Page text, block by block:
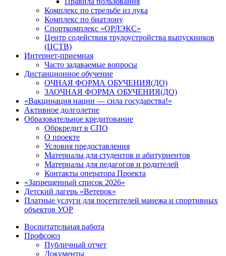
Комплекс по стрельбе из лука
Комплекс по биатлону
Спорткомплекс «ОРЛЭКС»
Центр содействия трудоустройства выпускников
(ЦСТВ)
Интернет-приемная
Часто задаваемые вопросы
Дистанционное обучение
ОЧНАЯ ФОРМА ОБУЧЕНИЯ(ДО)
ЗАОЧНАЯ ФОРМА ОБУЧЕНИЯ(ДО)
«Вакцинация нации — сила государства!»
Активное долголетие
Образовательное кредитование
Обркредит в СПО
О проекте
Условия предоставления
Материалы для студентов и абитуриентов
Материалы для педагогов и родителей
Контакты оператора Проекта
«Запрещенный список 2026»
Детский лагерь «Ветерок»
Платные услуги для посетителей манежа и спортивных
объектов УОР
Воспитательная работа
Профсоюз
Публичный отчет
Документы